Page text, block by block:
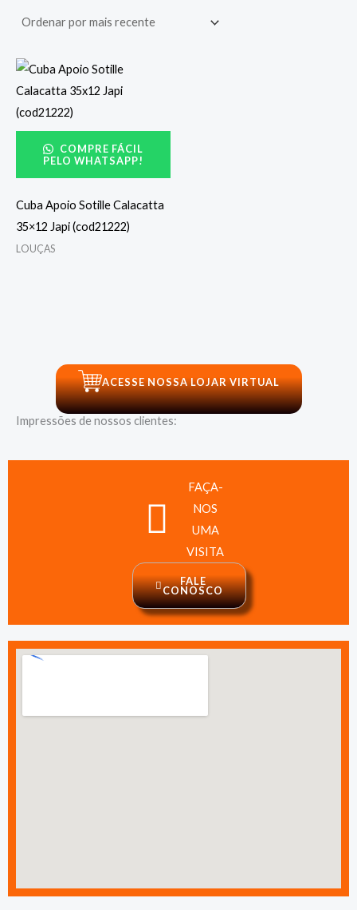
COMPRE FÁCIL
PELO WHATSAPP!
Cuba Apoio Sotille Calacatta
35×12 Japi (cod21222)
LOUÇAS
ACESSE NOSSA LOJAR VIRTUAL
Impressões de nossos clientes:
FAÇA-
NOS
UMA
VISITA
FALE
CONOSCO